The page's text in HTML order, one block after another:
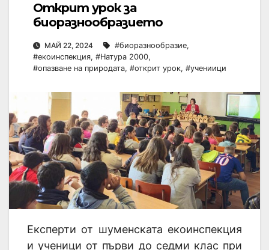
Открит урок за
биоразнообразието
МАЙ 22, 2024 #биоразнообразие,
#екоинспекция, #Натура 2000,
#опазване на природата, #открит урок, #учениици
Експерти от шуменската екоинспекция
и ученици от първи до седми клас при